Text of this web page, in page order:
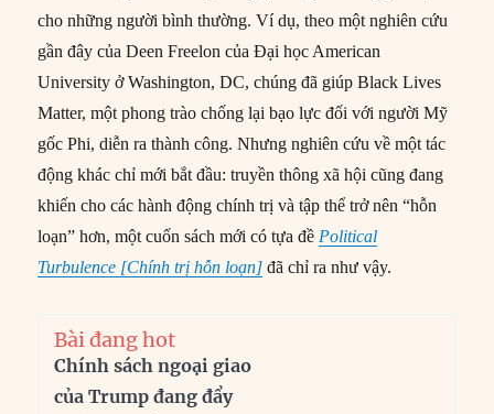
cho những người bình thường. Ví dụ, theo một nghiên cứu
gần đây của Deen Freelon của Đại học American
University ở Washington, DC, chúng đã giúp Black Lives
Matter, một phong trào chống lại bạo lực đối với người Mỹ
gốc Phi, diễn ra thành công. Nhưng nghiên cứu về một tác
động khác chỉ mới bắt đầu: truyền thông xã hội cũng đang
khiến cho các hành động chính trị và tập thể trở nên “hỗn
loạn” hơn, một cuốn sách mới có tựa đề Political
Turbulence [Chính trị hỗn loạn] đã chỉ ra như vậy.
Bài đang hot
Chính sách ngoại giao
của Trump đang đẩy